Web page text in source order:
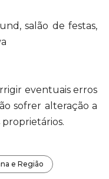
salão de festas,
eventuais erros
sofrer alteração a
e Região